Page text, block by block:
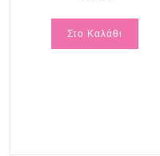
Στο Καλάθι